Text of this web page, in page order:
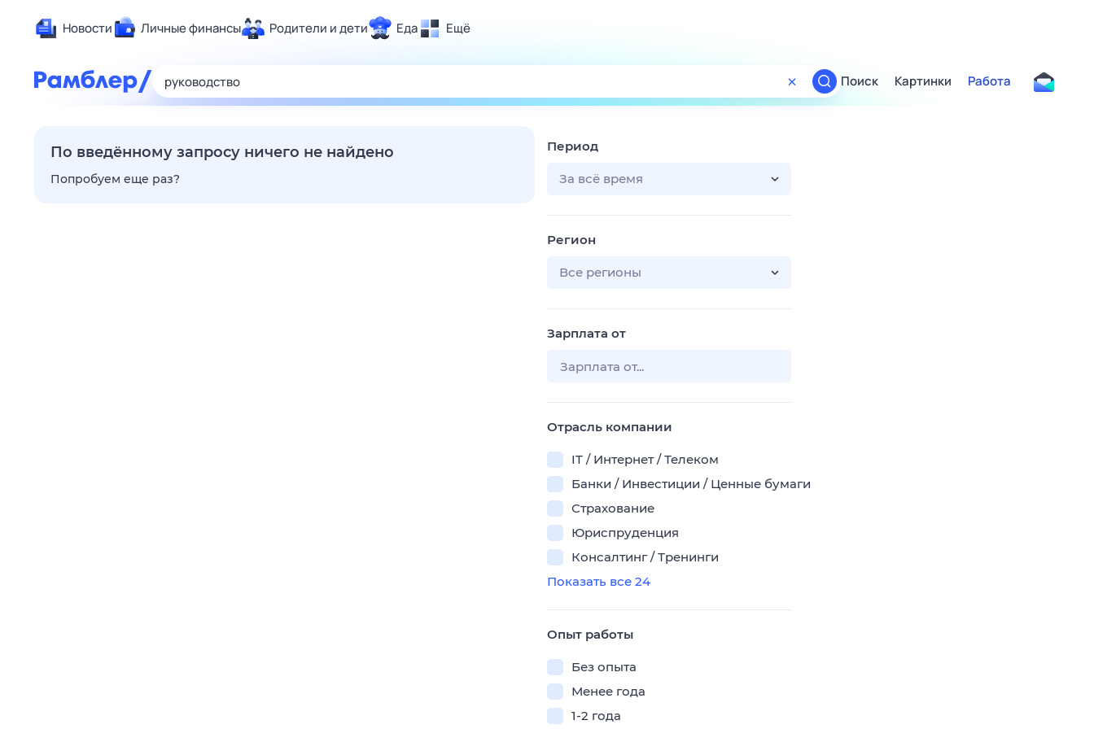
Новости Личные финансы Родители и дети Еда Ещё
Развлечения и отдых
Спорт
Поиск
ТВ-программа
Поиск Картинки Работа
По введённому запросу ничего не найдено
Попробуем еще раз?
Период
За всё время
Регион
Все регионы
Зарплата от
Отрасль компании
IT / Интернет / Телеком
Банки / Инвестиции / Ценные бумаги
Страхование
Юриспруденция
Консалтинг / Тренинги
Показать все 24
Опыт работы
Без опыта
Менее года
1-2 года